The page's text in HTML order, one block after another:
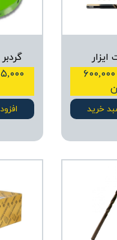
۳۲۰,۰۰۰ تا ۶۰۰,۰۰۰
خرید
گردبر